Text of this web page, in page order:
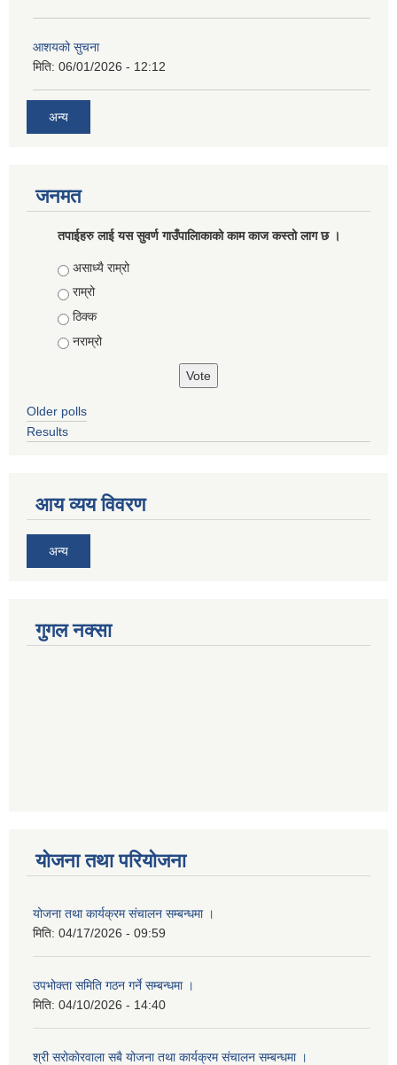
आशयको सुचना
मिति: 06/01/2026 - 12:12
अन्य
जनमत
तपाईहरु लाई यस सुवर्ण गाउँपालिाकाको काम काज कस्तो लाग छ ।
Choices
असाध्यै राम्रो
राम्रो
ठिक्क
नराम्रो
Older polls
Results
आय व्यय विवरण
अन्य
गुगल नक्सा
योजना तथा परियोजना
योजना तथा कार्यक्रम संचालन सम्बन्धमा ।
मिति: 04/17/2026 - 09:59
उपभोक्ता समिति गठन गर्ने सम्बन्धमा ।
मिति: 04/10/2026 - 14:40
श्री सरोकाेरवाला सबै योजना तथा कार्यक्रम संचालन सम्बन्धमा ।